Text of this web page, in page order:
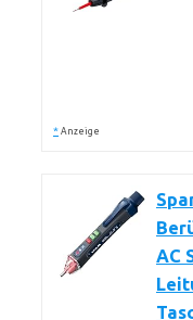
* Anzeige
AC